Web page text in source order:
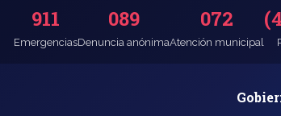
911
Emergencias
089
Denuncia anónima
072
Atención municipal